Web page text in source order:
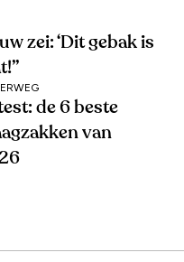
zei: ‘Dit gebak is
de 6 beste
van